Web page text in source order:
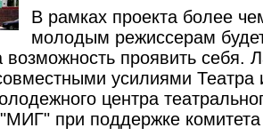
В рамках проекта более
молодым режиссерам
возможность проявить себя.
усилиями Театра
центра
"МИГ" при поддержке комитета